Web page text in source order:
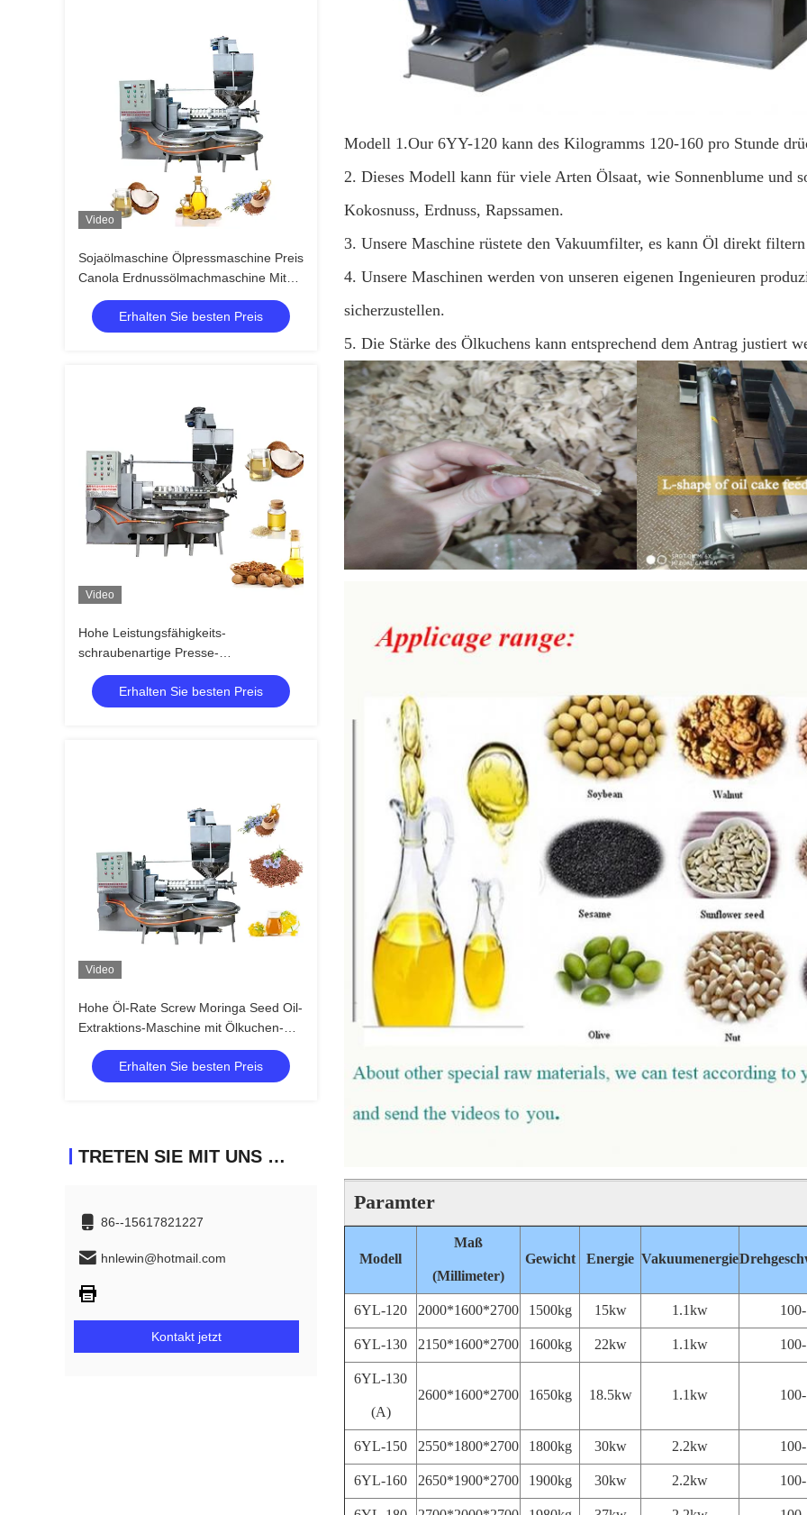
Video
Sojaölmaschine Ölpressmaschine Preis
Canola Erdnussölmachmaschine Mit
380V
Erhalten Sie besten Preis
Video
Hohe Leistungsfähigkeits-
schraubenartige Presse-
Maschinen-/Spindelpresse-Öl-
Extraktion 6YL-160
Erhalten Sie besten Preis
Video
Hohe Öl-Rate Screw Moringa Seed Oil-
Extraktions-Maschine mit Ölkuchen-
Zufuhr
Erhalten Sie besten Preis
TRETEN SIE MIT UNS IN VERBINDUNG
86--15617821227
hnlewin@hotmail.com
Kontakt jetzt
Modell 1.Our 6YY-120 kann des Kilogramms 120-160 pro Stunde
2. Dieses Modell kann für viele Arten Ölsaat, wie Sonnenblume und
Kokosnuss, Erdnuss, Rapssamen.
3. Unsere Maschine rüstete den Vakuumfilter, es kann Öl direkt filtern
4. Unsere Maschinen werden von unseren eigenen Ingenieuren
sicherzustellen.
5. Die Stärke des Ölkuchens kann entsprechend dem Antrag justiert
Paramter
Modell
Maß
(Millimeter)
Gewicht Energie Vakuumenergie
6YL-120 2000*1600*2700 1500kg 15kw 1.1kw
6YL-130 2150*1600*2700 1600kg 22kw 1.1kw
6YL-130
(A)
2600*1600*2700 1650kg 18.5kw 1.1kw
6YL-150 2550*1800*2700 1800kg 30kw 2.2kw
6YL-160 2650*1900*2700 1900kg 30kw 2.2kw